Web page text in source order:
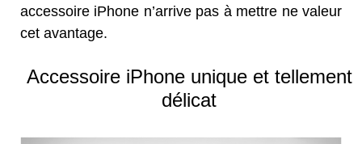
accessoire iPhone n’arrive pas à mettre ne valeur
cet avantage.
Accessoire iPhone unique et tellement
délicat